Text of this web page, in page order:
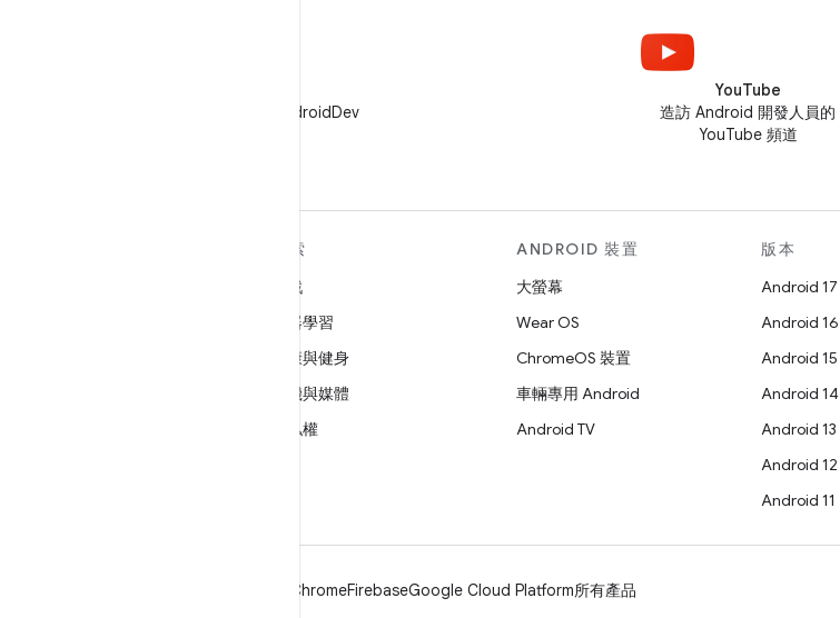
在 X 中追蹤 @AndroidDev
YouTube
造訪 Android 開發人員的
YouTube 頻道
探索
遊戲
機器學習
健康與健身
相機與媒體
隱私權
ANDROID 裝置
大螢幕
Wear OS
ChromeOS 裝置
車輛專用 Android
Android TV
版本
Android 17
Android 16
Android 15
Android 14
Android 13
Android 12
Android 11
ChromeFirebaseGoogle Cloud Platform所有產品